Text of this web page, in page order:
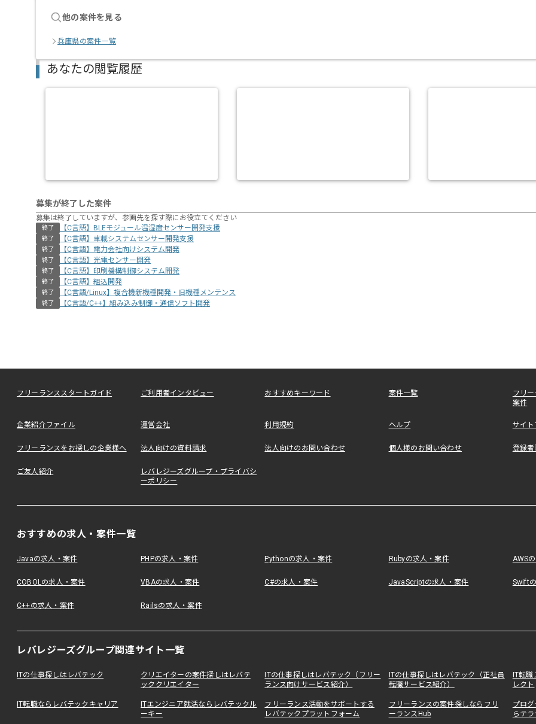
他の案件を見る
兵庫県の案件一覧
あなたの閲覧履歴
募集が終了した案件
募集は終了していますが、参画先を探す際にお役立てください
終了 【C言語】BLEモジュール温湿度センサー開発支援
終了 【C言語】車載システムセンサー開発支援
終了 【C言語】電力会社向けシステム開発
終了 【C言語】光電センサー開発
終了 【C言語】印刷機構制御システム開発
終了 【C言語】組込開発
終了 【C言語/Linux】複合機新機種開発・旧機種メンテンス
終了 【C言語/C++】組み込み制御・通信ソフト開発
フリーランススタートガイド ご利用者インタビュー おすすめキーワード 案件一覧
フリ
案件
企業紹介ファイル 運営会社 利用規約 ヘルプ サイ
フリーランスをお探しの企業様へ 法人向けの資料請求 法人向けのお問い合わせ 個人様のお問い合わせ 登録者
ご友人紹介
レバレジーズグループ・プライバシ
ーポリシー
おすすめの求人・案件一覧
Javaの求人・案件 PHPの求人・案件 Pythonの求人・案件 Rubyの求人・案件 AWS
COBOLの求人・案件 VBAの求人・案件 C#の求人・案件 JavaScriptの求人・案件 Swift
C++の求人・案件 Railsの求人・案件
レバレジーズグループ関連サイト一覧
ITの仕事探しはレバテック
クリエイターの案件探しはレバテ
ッククリエイター
ITの仕事探しはレバテック（フリー
ランス向けサービス紹介）
ITの仕事探しはレバテック（正社員
転職サービス紹介）
IT転
レクト
IT転職ならレバテックキャリア
ITエンジニア就活ならレバテックル
ーキー
フリーランス活動をサポートする
レバテックプラットフォーム
フリーランスの案件探しならフリ
ーランスHub
プロ
らテ